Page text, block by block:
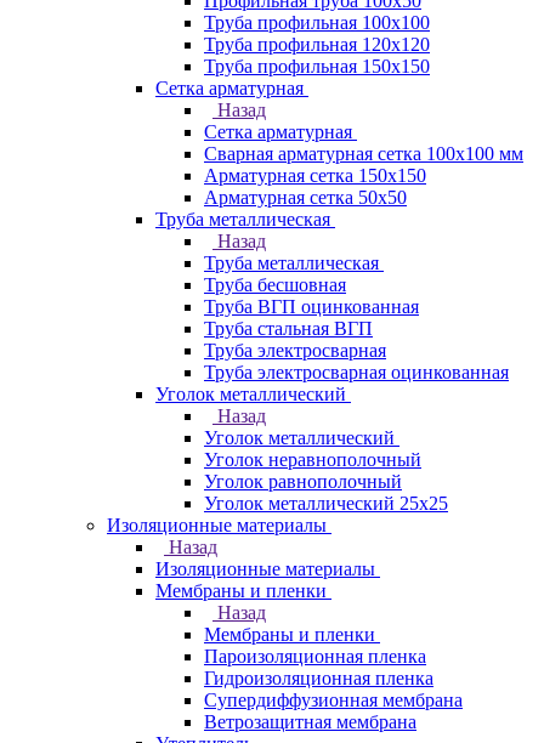
Труба профильная 100х100
Труба профильная 120х120
Труба профильная 150х150
Сетка арматурная
Назад
Сетка арматурная
Сварная арматурная сетка 100х100 мм
Арматурная сетка 150х150
Арматурная сетка 50х50
Труба металлическая
Назад
Труба металлическая
Труба бесшовная
Труба ВГП оцинкованная
Труба стальная ВГП
Труба электросварная
Труба электросварная оцинкованная
Уголок металлический
Назад
Уголок металлический
Уголок неравнополочный
Уголок равнополочный
Уголок металлический 25х25
Изоляционные материалы
Назад
Изоляционные материалы
Мембраны и пленки
Назад
Мембраны и пленки
Пароизоляционная пленка
Гидроизоляционная пленка
Супердиффузионная мембрана
Ветрозащитная мембрана